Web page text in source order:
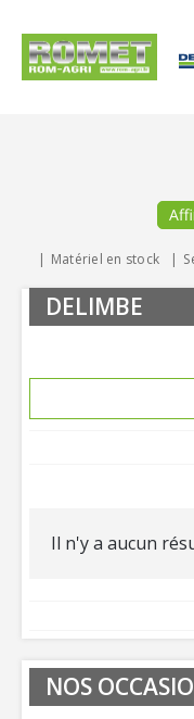
Matériel en stock
DELIMBE
Il n'y a aucun
NOS